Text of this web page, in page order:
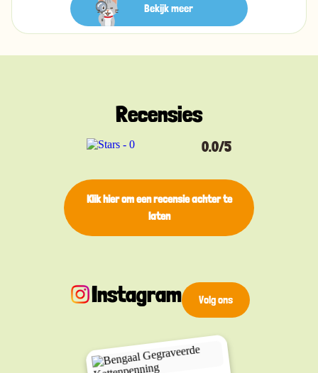
Productdetails:Verbeterd vijfvingerig design voor
losse haren en vuil te verwijderen; verstelbare
Bekijk meer
Instagram Volg ons
Recensies
0.0/5
Klik hier om een ​​recensie achter te
laten